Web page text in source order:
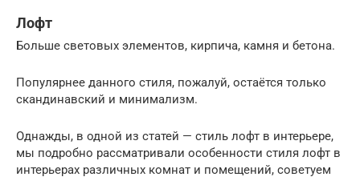
Лофт
Больше световых элементов, кирпича, камня и бетона.
Популярнее данного стиля, пожалуй, остаётся только
скандинавский и минимализм.
Однажды, в одной из статей — стиль лофт в интерьере,
мы подробно рассматривали особенности стиля лофт в
интерьерах различных комнат и помещений, советуем